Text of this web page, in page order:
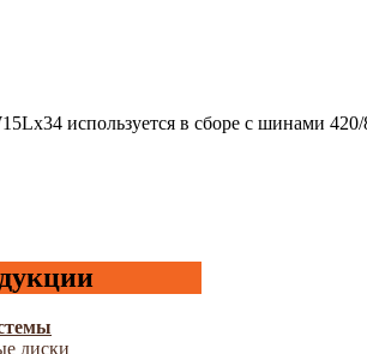
используется в сборе с шинами
диски